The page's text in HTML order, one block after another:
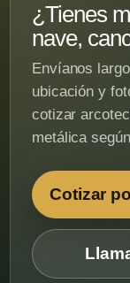
¿Tienes
nave,
Envíanos
ubicación y
cotizar
metálica
Cotizar